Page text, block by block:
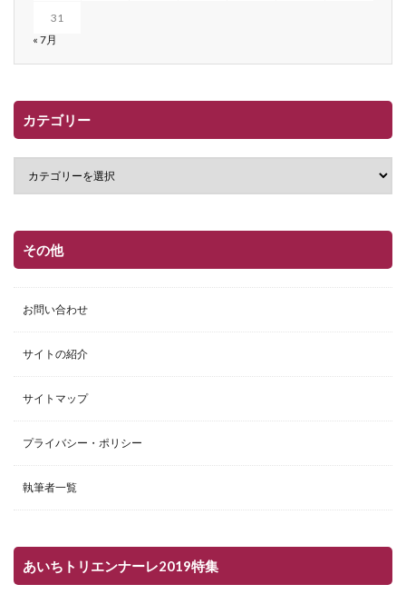
31
« 7月
カテゴリー
その他
お問い合わせ
サイトの紹介
サイトマップ
プライバシー・ポリシー
執筆者一覧
あいちトリエンナーレ2019特集